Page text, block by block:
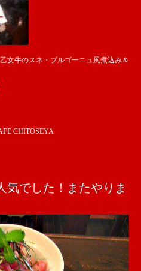
牛のスネ・ブルゴーニュ風煮込み＆
CHITOSEYA
でした！またやりま